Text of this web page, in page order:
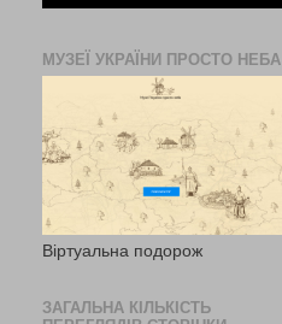
МУЗЕЇ УКРАЇНИ ПРОСТО НЕБА
Віртуальна подорож
ЗАГАЛЬНА КІЛЬКІСТЬ